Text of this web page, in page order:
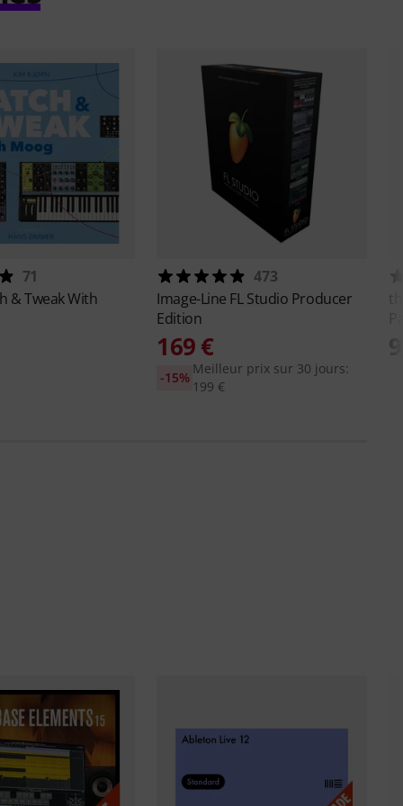
71
& Tweak With
473
Image-Line FL Studio Producer
Edition
169 €
Meilleur prix sur 30 jours:
199 €
-15%